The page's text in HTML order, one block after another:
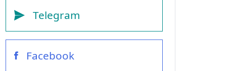
Telegram
Facebook